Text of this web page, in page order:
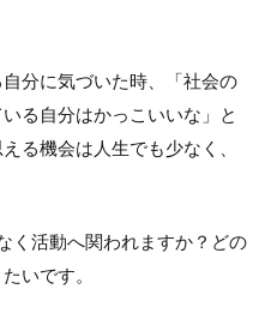
分に気づいた時、「社会の
る自分はかっこいいな」と
る機会は人生でも少なく、
く活動へ関われますか？どの
いです。